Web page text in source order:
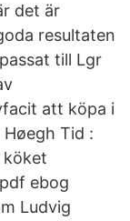
det är
resultaten
till Lgr
att köpa i
Tid :
ebog
Ludvig